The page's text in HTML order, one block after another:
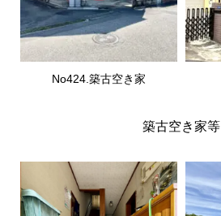
No424.築古空き家
築古空き家等